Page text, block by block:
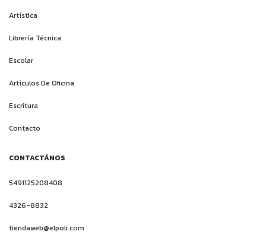
Artística
Librería Técnica
Escolar
Artículos De Oficina
Escritura
Contacto
CONTACTÁNOS
5491125208408
4326-8832
tiendaweb@elpoli.com